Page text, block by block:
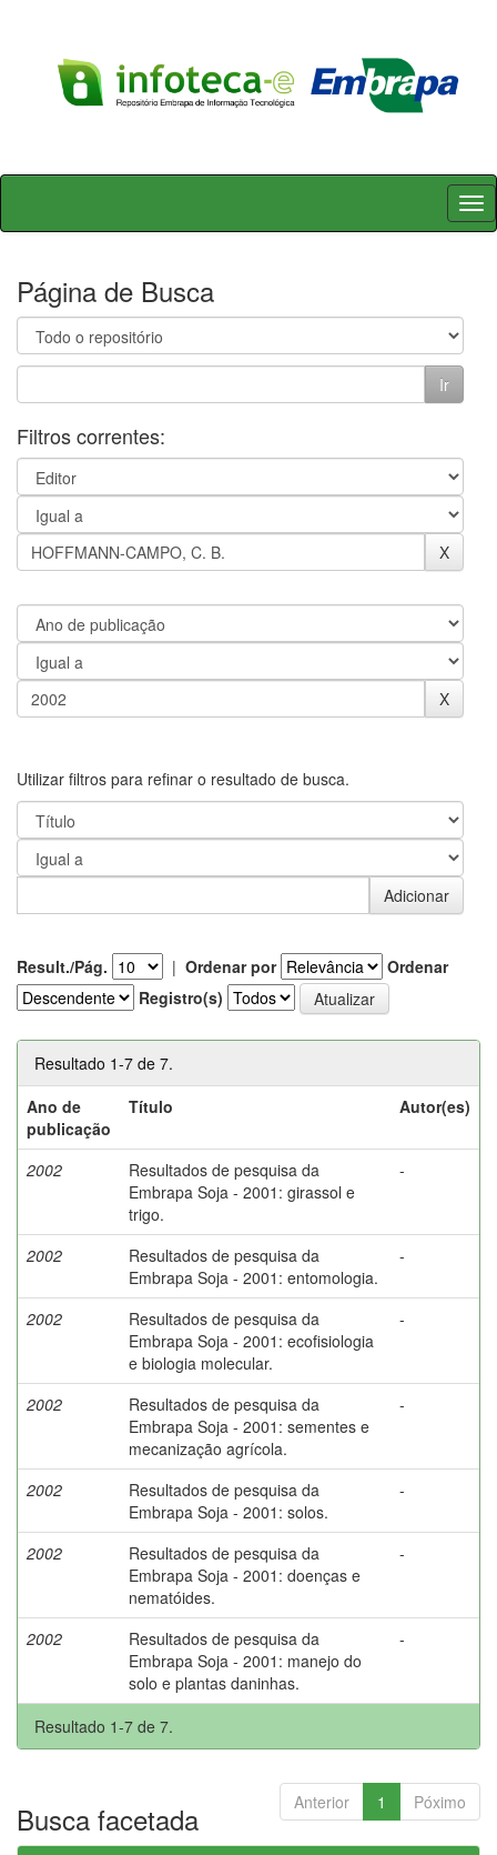
Skip
Página de Busca
Filtros correntes:
Utilizar filtros para refinar o resultado de busca.
Result./Pág. | Ordenar por
Ordenar
Registro(s)
Resultado 1-7 de 7.
Ano de
publicação
Título Autor(es)
2002
Resultados de pesquisa da
Embrapa Soja - 2001: girassol e
trigo.
-
2002
Resultados de pesquisa da
Embrapa Soja - 2001: entomologia.
-
2002
Resultados de pesquisa da
Embrapa Soja - 2001: ecofisiologia
e biologia molecular.
-
2002
Resultados de pesquisa da
Embrapa Soja - 2001: sementes e
mecanização agrícola.
-
2002
Resultados de pesquisa da
Embrapa Soja - 2001: solos.
-
2002
Resultados de pesquisa da
Embrapa Soja - 2001: doenças e
nematóides.
-
2002
Resultados de pesquisa da
Embrapa Soja - 2001: manejo do
solo e plantas daninhas.
-
Resultado 1-7 de 7.
Anterior 1 Póximo
Busca facetada